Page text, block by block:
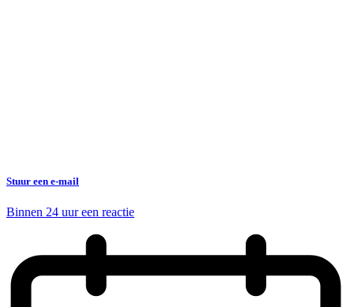
Stuur een e-mail
Binnen 24 uur een reactie